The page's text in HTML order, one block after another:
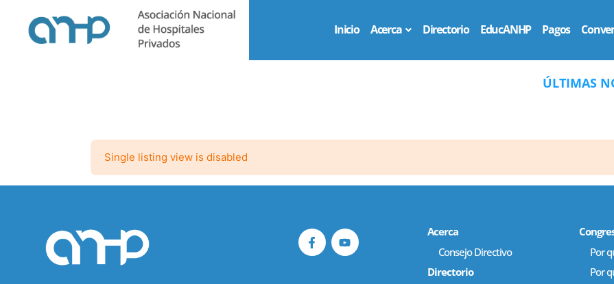
Inicio Acerca Directorio EducANHP Pagos
ÚLTIMAS
Single listing view is disabled
Acerca
Consejo Directivo
Directorio
Por
Por